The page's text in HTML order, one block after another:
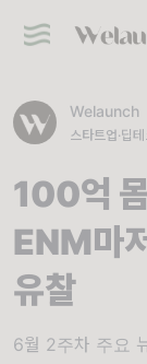
Welaunch
스타트업·딥
100억
ENM마
유찰
6월 2주차 주요